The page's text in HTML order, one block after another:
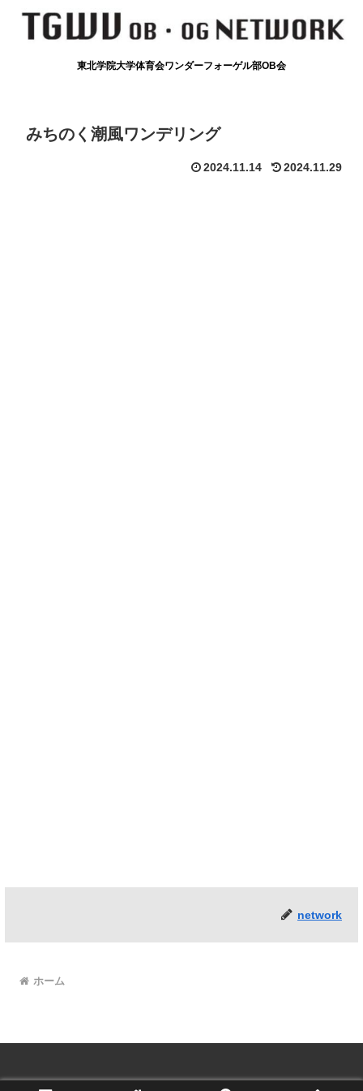
東北学院大学体育会ワンダーフォーゲル部OB会
みちのく潮風ワンデリング
2024.11.14 2024.11.29
network
ホーム